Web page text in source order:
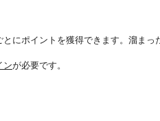
にポイントを獲得できます。溜ま
ンが必要です。